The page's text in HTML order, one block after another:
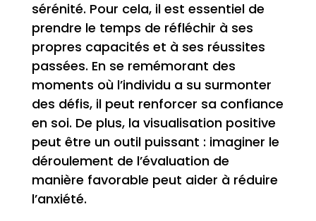
sérénité. Pour cela, il est essentiel de
prendre le temps de réfléchir à ses
propres capacités et à ses réussites
passées. En se remémorant des
moments où l’individu a su surmonter
des défis, il peut renforcer sa confiance
en soi. De plus, la visualisation positive
peut être un outil puissant : imaginer le
déroulement de l’évaluation de
manière favorable peut aider à réduire
l’anxiété.